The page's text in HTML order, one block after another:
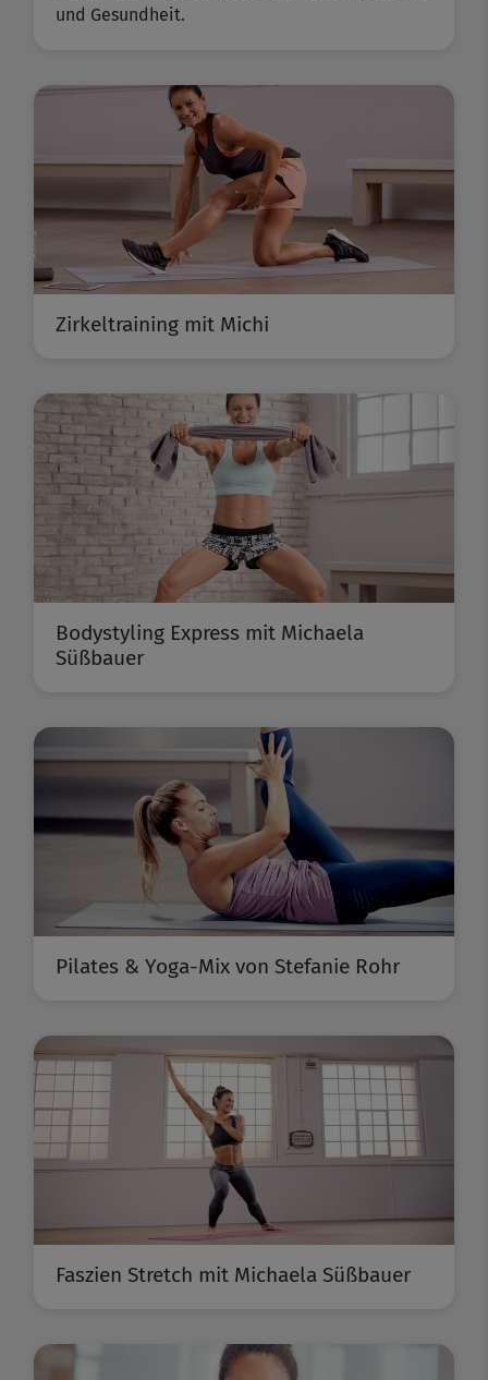
und Gesundheit.
Zirkeltraining mit Michi
Bodystyling Express mit Michaela
Süßbauer
Pilates & Yoga-Mix von Stefanie Rohr
Faszien Stretch mit Michaela Süßbauer